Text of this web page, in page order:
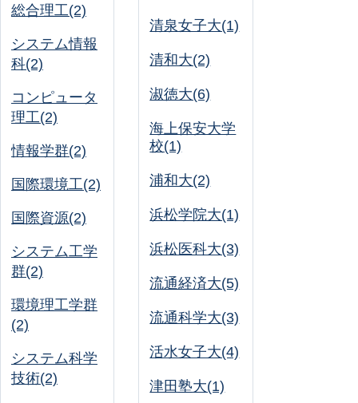
総合理工(2)
システム情報
科(2)
コンピュータ
理工(2)
情報学群(2)
国際環境工(2)
国際資源(2)
システム工学
群(2)
環境理工学群
(2)
システム科学
技術(2)
清泉女子大(1)
清和大(2)
淑徳大(6)
海上保安大学
校(1)
浦和大(2)
浜松学院大(1)
浜松医科大(3)
流通経済大(5)
流通科学大(3)
活水女子大(4)
津田塾大(1)